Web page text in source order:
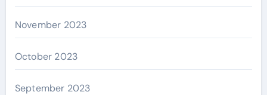
November 2023
October 2023
September 2023